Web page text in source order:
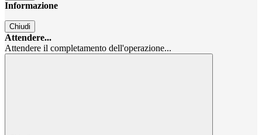
Informazione
Chiudi
Attendere...
Attendere il completamento dell'operazione...